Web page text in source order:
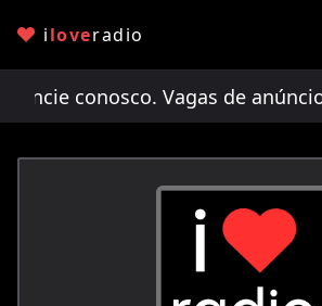
iloveradio
conosco. Vagas de anúncio